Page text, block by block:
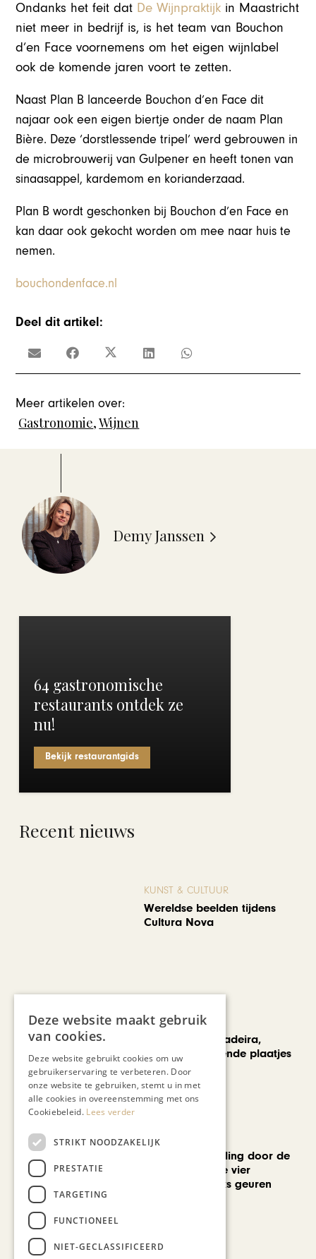
Ondanks het feit dat De Wijnpraktijk in Maastricht
niet meer in bedrijf is, is het team van Bouchon
d’en Face voornemens om het eigen wijnlabel
ook de komende jaren voort te zetten.
Naast Plan B lanceerde Bouchon d’en Face dit
najaar ook een eigen biertje onder de naam Plan
Bière. Deze ‘dorstlessende tripel’ werd gebrouwen in
de microbrouwerij van Gulpener en heeft tonen van
sinaasappel, kardemom en korianderzaad.
Plan B wordt geschonken bij Bouchon d’en Face en
kan daar ook gekocht worden om mee naar huis te
nemen.
bouchondenface.nl
Deel dit artikel:
Meer artikelen over:
Gastronomie,Wijnen
Demy Janssen
64 gastronomische
restaurants ontdek ze
nu!
Bekijk restaurantgids
Recent nieuws
KUNST & CULTUUR
Wereldse beelden tijdens
Cultura Nova
REIZEN
Een week op Madeira,
voorbij de bekende plaatjes
MODE & BEAUTY
Een geurwandeling door de
Stokstraat: onze vier
favoriete uniseks geuren
Bekijk alle artikelen
Deze website maakt gebruik
van cookies.
Deze website gebruikt cookies om uw
gebruikerservaring te verbeteren. Door
onze website te gebruiken, stemt u in met
alle cookies in overeenstemming met ons
Cookiebeleid. Lees verder
STRIKT NOODZAKELIJK
PRESTATIE
TARGETING
FUNCTIONEEL
NIET-GECLASSIFICEERD